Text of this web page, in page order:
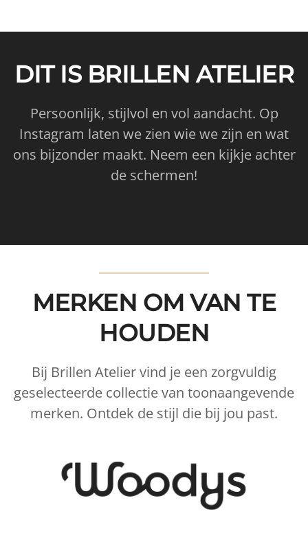
DIT IS BRILLEN ATELIER
Persoonlijk, stijlvol en vol aandacht. Op
Instagram laten we zien wie we zijn en wat
ons bijzonder maakt. Neem een kijkje achter
de schermen!
MERKEN OM VAN TE
HOUDEN
Bij Brillen Atelier vind je een zorgvuldig
geselecteerde collectie van toonaangevende
merken. Ontdek de stijl die bij jou past.